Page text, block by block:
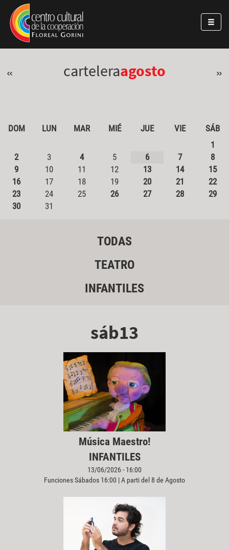
Pasar al contenido principal
Jump to main content
« carteleraagosto »
DOM LUN MAR MIÉ JUE VIE
SÁB
1
2
3 4 5 6 7
8
9
10 11 12 13 14
15
16
17 18 19 20 21
22
23
24 25 26 27 28
29
30
31
TODAS
TEATRO
INFANTILES
sáb13
Música Maestro!
INFANTILES
13/06/2026 - 16:00
Funciones Sábados 16:00 | A parti del 8 de Agosto